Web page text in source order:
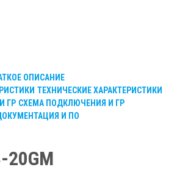
ОПИСАНИЕ
ТЕХНИЧЕСКИЕ ХАРАКТЕРИСТИКИ
ГР СХЕМА ПОДКЛЮЧЕНИЯ И ГР
И ПО
20GM